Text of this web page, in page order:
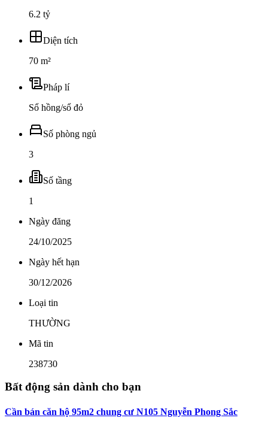
6.2 tỷ
Diện tích
70 m²
Pháp lí
Sổ hồng/sổ đỏ
Số phòng ngủ
3
Số tầng
1
Ngày đăng
24/10/2025
Ngày hết hạn
30/12/2026
Loại tin
THƯỜNG
Mã tin
238730
Bất động sản dành cho bạn
Cần bán căn hộ 95m2 chung cư N105 Nguyễn Phong Sắc